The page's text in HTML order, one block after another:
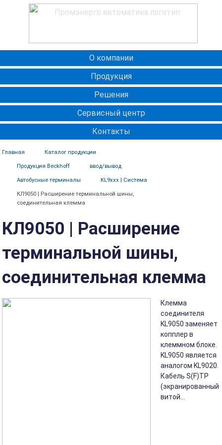
О компании
Продукция
Решения
Сервисный центр
Контакты
Главная Каталог продукции
Продукция Beckhoff ввод/вывод
Автобусные терминалы KL9xxx | Система
КЛ9050 | Расширение терминальной шины,
соединительная клемма
КЛ9050 | Расширение
терминальной шины,
соединительная клемма
Клемма
соединителя
KL9050 заменяет
копплер в
клеммном блоке.
KL9050 является
аналогом KL9020.
Кабель S(F)TP
(экранированный
витой...